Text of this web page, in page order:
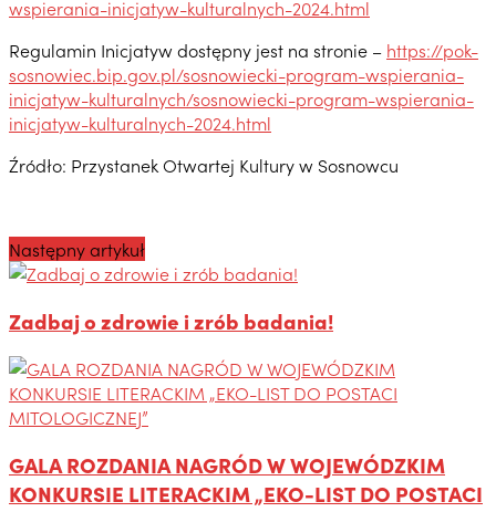
wspierania-inicjatyw-kulturalnych-2024.html
Regulamin Inicjatyw dostępny jest na stronie – https://pok-
sosnowiec.bip.gov.pl/sosnowiecki-program-wspierania-
inicjatyw-kulturalnych/sosnowiecki-program-wspierania-
inicjatyw-kulturalnych-2024.html
Źródło: Przystanek Otwartej Kultury w Sosnowcu
Następny artykuł
Zadbaj o zdrowie i zrób badania!
GALA ROZDANIA NAGRÓD W WOJEWÓDZKIM
KONKURSIE LITERACKIM „EKO-LIST DO POSTACI